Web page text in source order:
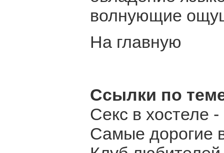
волнующие
На главную
Ссылки по
Секс в хостеле
Самые дорогие